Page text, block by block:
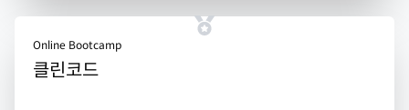
Online Bootcamp
클린코드